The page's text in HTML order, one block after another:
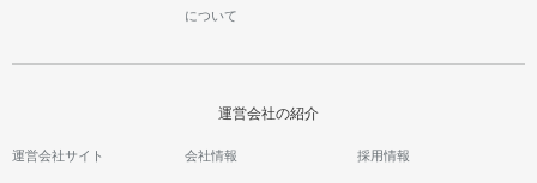
について
運営会社の紹介
運営会社サイト 会社情報 採用情報